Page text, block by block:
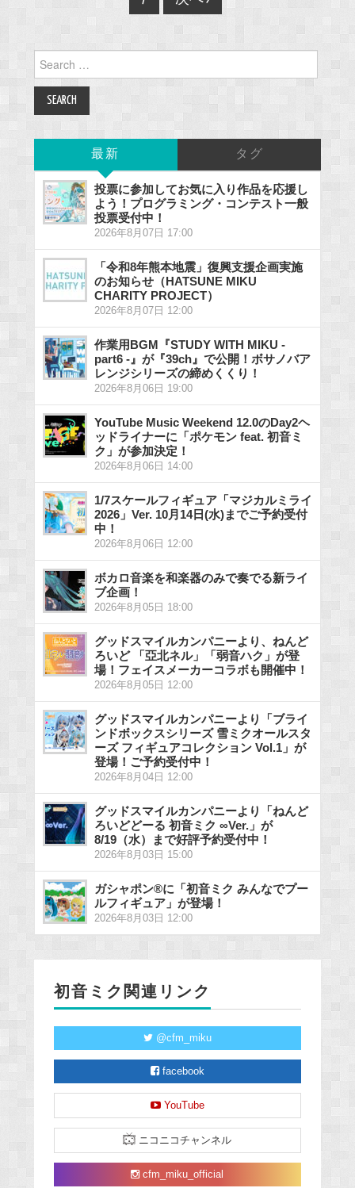
for:
最新 タグ
投票に参加してお気に入り作品を応援し
よう！プログラミング・コンテスト一般
投票受付中！
2026年8月07日 17:00
「令和8年熊本地震」復興支援企画実施
のお知らせ（HATSUNE MIKU
CHARITY PROJECT）
2026年8月07日 12:00
作業用BGM『STUDY WITH MIKU -
part6 -』が『39ch』で公開！ボサノバア
レンジシリーズの締めくくり！
2026年8月06日 19:00
YouTube Music Weekend 12.0のDay2ヘ
ッドライナーに「ポケモン feat. 初音ミ
ク」が参加決定！
2026年8月06日 14:00
1/7スケールフィギュア「マジカルミライ
2026」Ver. 10月14日(水)までご予約受付
中！
2026年8月06日 12:00
ボカロ音楽を和楽器のみで奏でる新ライ
ブ企画！
2026年8月05日 18:00
グッドスマイルカンパニーより、ねんど
ろいど 「亞北ネル」「弱音ハク」が登
場！フェイスメーカーコラボも開催中！
2026年8月05日 12:00
グッドスマイルカンパニーより「ブライ
ンドボックスシリーズ 雪ミクオールスタ
ーズ フィギュアコレクション Vol.1」が
登場！ご予約受付中！
2026年8月04日 12:00
グッドスマイルカンパニーより「ねんど
ろいどどーる 初音ミク ∞Ver.」が
8/19（水）まで好評予約受付中！
2026年8月03日 15:00
ガシャポン®に「初音ミク みんなでプー
ルフィギュア」が登場！
2026年8月03日 12:00
初音ミク関連リンク
@cfm_miku
facebook
YouTube
ニコニコチャンネル
cfm_miku_official